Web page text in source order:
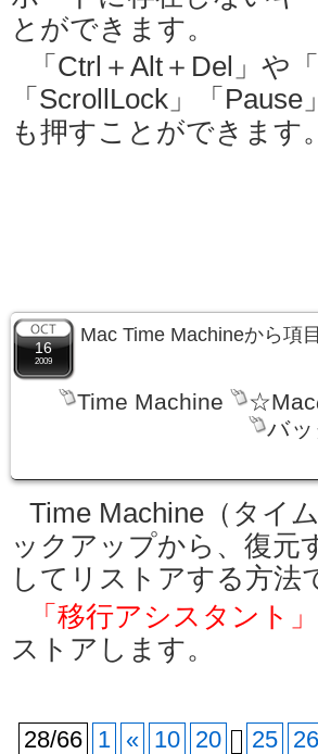
とができます。
「Ctrl＋Alt＋Del」や
「ScrollLock」「
も押すことができます。
16
2009
Mac Time Machineから項
Time Machine ☆Mac
バ
Time Machine（タイ
ックアップから、復元
してリストアする方法
「移行アシスタント」
ストアします。
28/66 1 « 10 20 25 26